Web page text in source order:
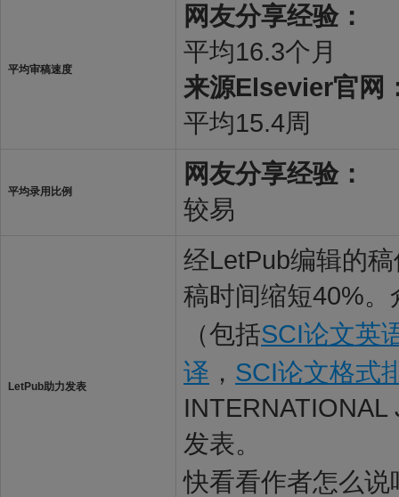
平均审稿速度
网友分享经验：
平均16.3个月
来源Elsevier官网
平均15.4周
平均录用比例
网友分享经验：
较易
LetPub助力发表
经LetPub编辑的
稿时间缩短40%
（包括SCI论文英
译 ， SCI论文格式
发表。
快看看作者怎么说